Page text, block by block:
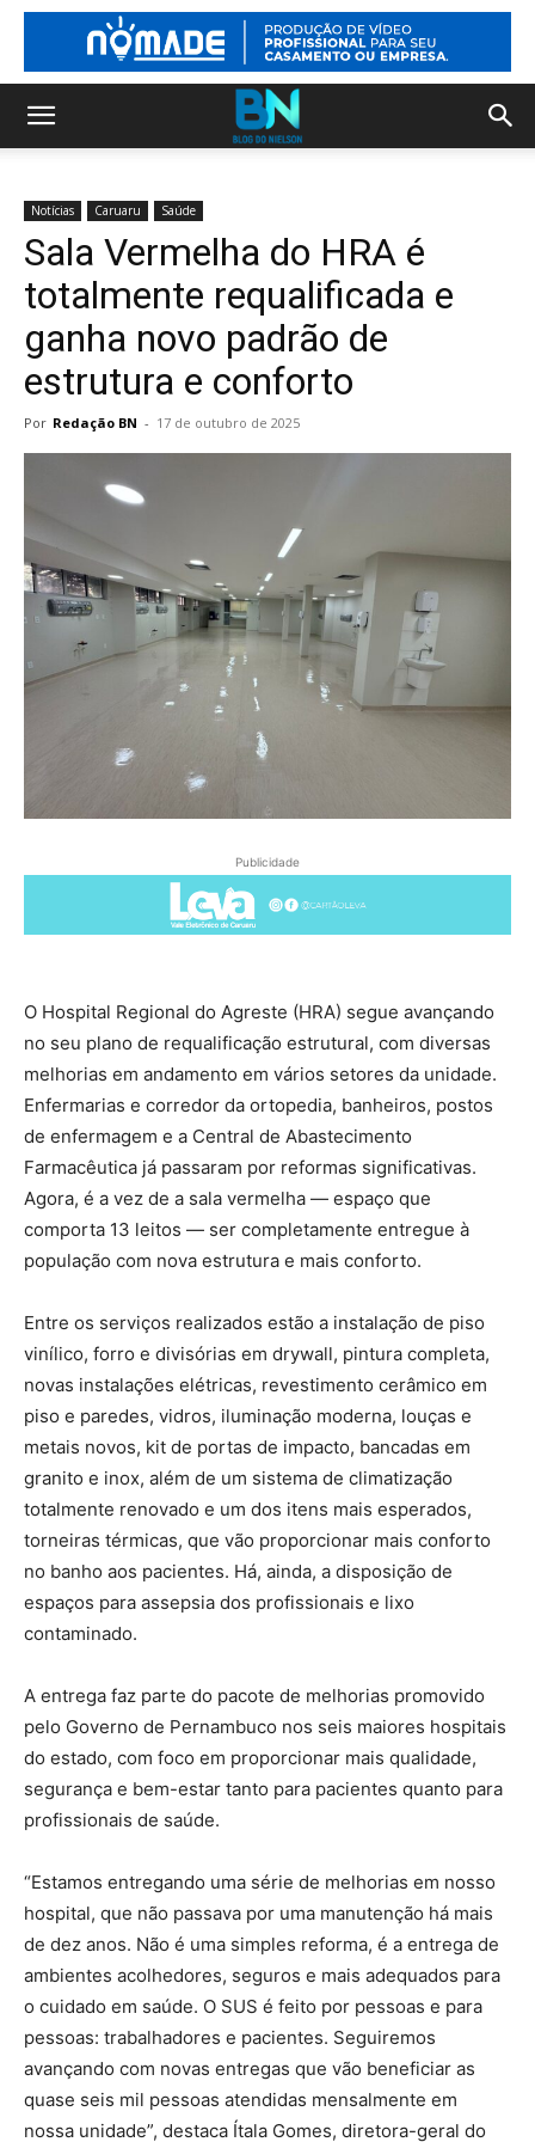
Notícias Caruaru Saúde
Sala Vermelha do HRA é
totalmente requalificada e
ganha novo padrão de
estrutura e conforto
Por Redação BN - 17 de outubro de 2025
Publicidade
O Hospital Regional do Agreste (HRA) segue avançando
no seu plano de requalificação estrutural, com diversas
melhorias em andamento em vários setores da unidade.
Enfermarias e corredor da ortopedia, banheiros, postos
de enfermagem e a Central de Abastecimento
Farmacêutica já passaram por reformas significativas.
Agora, é a vez de a sala vermelha — espaço que
comporta 13 leitos — ser completamente entregue à
população com nova estrutura e mais conforto.
Entre os serviços realizados estão a instalação de piso
vinílico, forro e divisórias em drywall, pintura completa,
novas instalações elétricas, revestimento cerâmico em
piso e paredes, vidros, iluminação moderna, louças e
metais novos, kit de portas de impacto, bancadas em
granito e inox, além de um sistema de climatização
totalmente renovado e um dos itens mais esperados,
torneiras térmicas, que vão proporcionar mais conforto
no banho aos pacientes. Há, ainda, a disposição de
espaços para assepsia dos profissionais e lixo
contaminado.
A entrega faz parte do pacote de melhorias promovido
pelo Governo de Pernambuco nos seis maiores hospitais
do estado, com foco em proporcionar mais qualidade,
segurança e bem-estar tanto para pacientes quanto para
profissionais de saúde.
“Estamos entregando uma série de melhorias em nosso
hospital, que não passava por uma manutenção há mais
de dez anos. Não é uma simples reforma, é a entrega de
ambientes acolhedores, seguros e mais adequados para
o cuidado em saúde. O SUS é feito por pessoas e para
pessoas: trabalhadores e pacientes. Seguiremos
avançando com novas entregas que vão beneficiar as
quase seis mil pessoas atendidas mensalmente em
nossa unidade”, destaca Ítala Gomes, diretora-geral do